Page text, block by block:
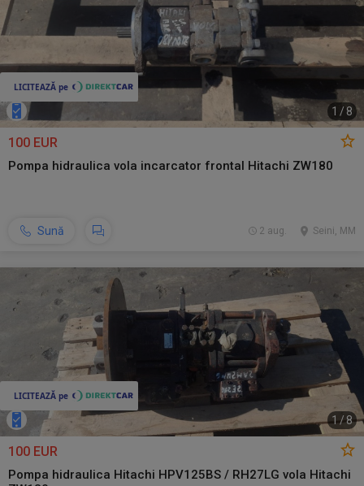
1 / 8
100 EUR
Pompa hidraulica vola incarcator frontal Hitachi ZW180
Sună Seini, MM
2 aug.
1 /8
100 EUR
Pompa hidraulica Hitachi HPV125BS / RH27LG vola Hitachi